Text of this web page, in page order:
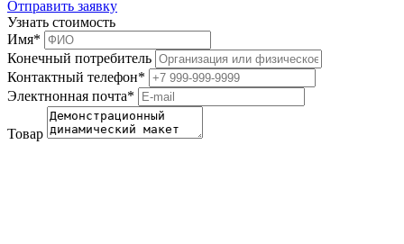
Отправить заявку
Узнать стоимость
Имя*
Конечный потребитель
Контактный телефон*
Электнонная почта*
Товар